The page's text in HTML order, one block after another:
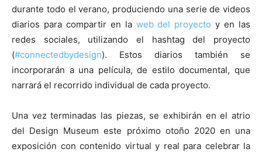
durante todo el verano, produciendo una serie de videos
diarios para compartir en la web del proyecto y en las
redes sociales, utilizando el hashtag del proyecto
(#connectedbydesign). Estos diarios también se
incorporarán a una película, de estilo documental, que
narrará el recorrido individual de cada proyecto.
Una vez terminadas las piezas, se exhibirán en el atrio
del Design Museum este próximo otoño 2020 en una
exposición con contenido virtual y real para celebrar la